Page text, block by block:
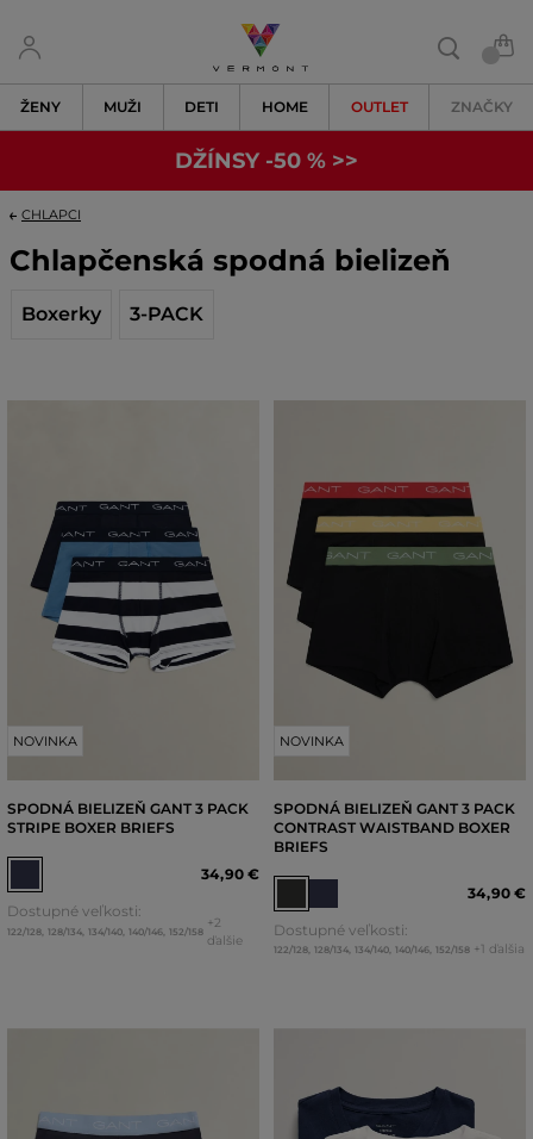
ŽENY MUŽI DETI HOME OUTLET ZNAČKY
DŽÍNSY -50 % >>
CHLAPCI
Chlapčenská spodná bielizeň
Boxerky 3-PACK
NOVINKA
SPODNÁ BIELIZEŇ GANT 3 PACK
STRIPE BOXER BRIEFS
34,90 €
Dostupné veľkosti:
122/128, 128/134, 134/140, 140/146, 152/158
+2
ďalšie
NOVINKA
SPODNÁ BIELIZEŇ GANT 3 PACK
CONTRAST WAISTBAND BOXER
BRIEFS
34,90 €
Dostupné veľkosti:
122/128, 128/134, 134/140, 140/146, 152/158 +1 ďalšia